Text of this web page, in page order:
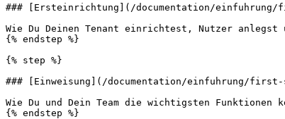
### [Ersteinrichtung](/documentation/
Wie Du Deinen Tenant einrichtest, Nutzer anlegst
{% endstep %}
{% step %}
### [Einweisung](/documentation/einfuhrung/first-
Wie Du und Dein Team die wichtigsten Funktionen
{% endstep %}